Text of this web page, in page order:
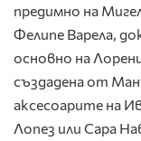
предимно на
Фелипе Варела,
основно на
създадена от
аксесоарите на
Лопез или Сара